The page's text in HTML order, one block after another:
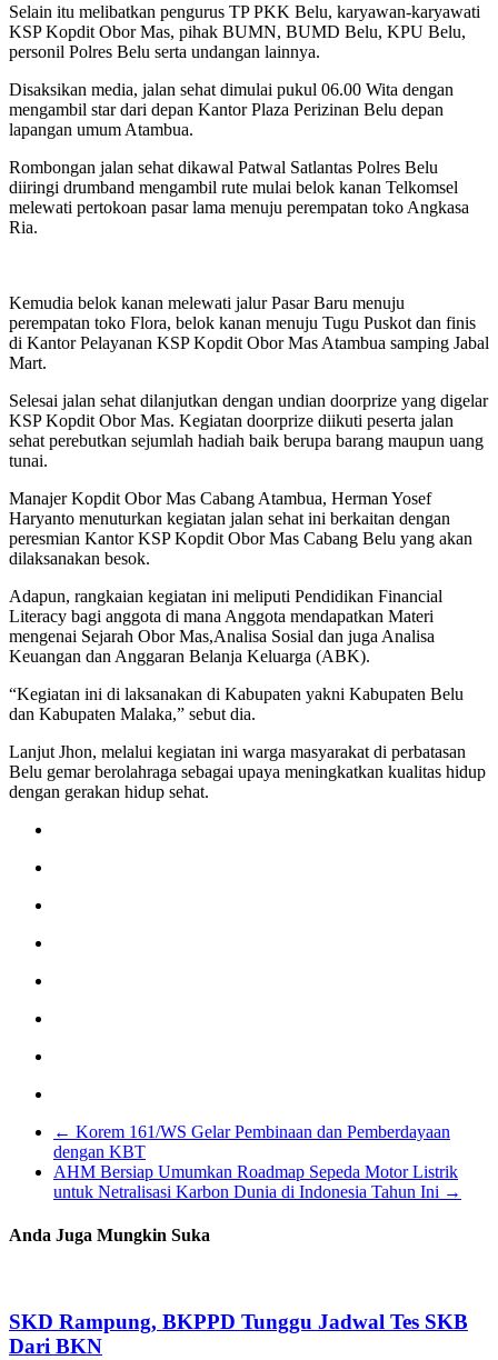
Selain itu melibatkan pengurus TP PKK Belu, karyawan-karyawati
KSP Kopdit Obor Mas, pihak BUMN, BUMD Belu, KPU Belu,
personil Polres Belu serta undangan lainnya.
Disaksikan media, jalan sehat dimulai pukul 06.00 Wita dengan
mengambil star dari depan Kantor Plaza Perizinan Belu depan
lapangan umum Atambua.
Rombongan jalan sehat dikawal Patwal Satlantas Polres Belu
diiringi drumband mengambil rute mulai belok kanan Telkomsel
melewati pertokoan pasar lama menuju perempatan toko Angkasa
Ria.
Kemudia belok kanan melewati jalur Pasar Baru menuju
perempatan toko Flora, belok kanan menuju Tugu Puskot dan finis
di Kantor Pelayanan KSP Kopdit Obor Mas Atambua samping Jabal
Mart.
Selesai jalan sehat dilanjutkan dengan undian doorprize yang digelar
KSP Kopdit Obor Mas. Kegiatan doorprize diikuti peserta jalan
sehat perebutkan sejumlah hadiah baik berupa barang maupun uang
tunai.
Manajer Kopdit Obor Mas Cabang Atambua, Herman Yosef
Haryanto menuturkan kegiatan jalan sehat ini berkaitan dengan
peresmian Kantor KSP Kopdit Obor Mas Cabang Belu yang akan
dilaksanakan besok.
Adapun, rangkaian kegiatan ini meliputi Pendidikan Financial
Literacy bagi anggota di mana Anggota mendapatkan Materi
mengenai Sejarah Obor Mas,Analisa Sosial dan juga Analisa
Keuangan dan Anggaran Belanja Keluarga (ABK).
“Kegiatan ini di laksanakan di Kabupaten yakni Kabupaten Belu
dan Kabupaten Malaka,” sebut dia.
Lanjut Jhon, melalui kegiatan ini warga masyarakat di perbatasan
Belu gemar berolahraga sebagai upaya meningkatkan kualitas hidup
dengan gerakan hidup sehat.
← Korem 161/WS Gelar Pembinaan dan Pemberdayaan
dengan KBT
AHM Bersiap Umumkan Roadmap Sepeda Motor Listrik
untuk Netralisasi Karbon Dunia di Indonesia Tahun Ini →
Anda Juga Mungkin Suka
SKD Rampung, BKPPD Tunggu Jadwal Tes SKB
Dari BKN